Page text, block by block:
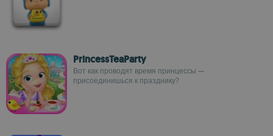
PrincessTeaParty
Вот как проводят время принцессы —
присоединишься к празднику?